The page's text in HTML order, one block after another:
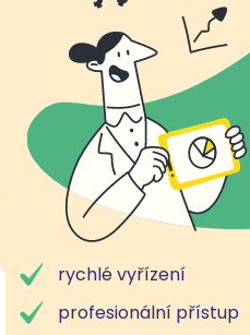
rychlé vyřízení
profesionální přístup